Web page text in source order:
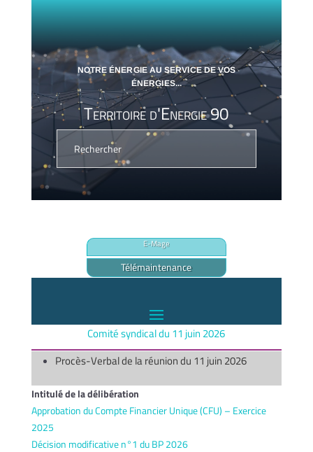
NOTRE ÉNERGIE AU SERVICE DE VOS
ÉNERGIES...
Territoire d'Energie 90
E-Mage
Télémaintenance
Comité syndical du 11 juin 2026
Procès-Verbal de la réunion du 11 juin 2026
Intitulé de la délibération
Approbation du Compte Financier Unique (CFU) – Exercice
2025
Décision modificative n°1 du BP 2026